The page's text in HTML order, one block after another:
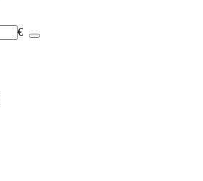
€